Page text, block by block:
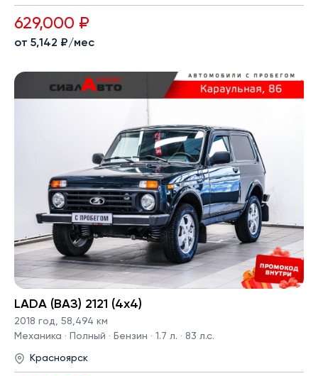
629,000 ₽
от 5,142 ₽/мес
LADA (ВАЗ) 2121 (4x4)
2018 год, 58,494 км
Механика · Полный · Бензин · 1.7 л. · 83 л.с.
Красноярск